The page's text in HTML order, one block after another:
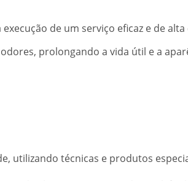
de um serviço eficaz e de
prolongando a vida útil e a
utilizando técnicas e produtos